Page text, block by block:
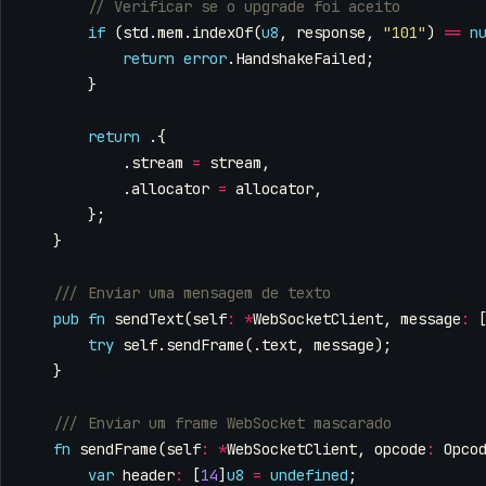
if (std .mem . indexOf(u8 , response , "101") ==
return error. HandshakeFailed ;
}
return
.{
. stream = stream ,
.allocator = allocator,
};
}
pub fn sendText(self: *WebSocketClient, message :
try self. sendFrame(. text, message);
}
fn sendFrame(self: *WebSocketClient, opcode :
var header: [14] u8 = undefined ;